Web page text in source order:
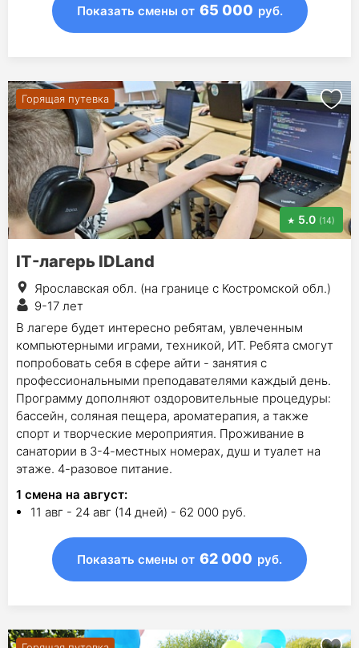
Показать смены от 65 000 руб.
Горящая путевка
5.0 (14)
IT-лагерь IDLand
Ярославская обл. (на границе с Костромской обл.)
9-17 лет
В лагере будет интересно ребятам, увлеченным
компьютерными играми, техникой, ИТ. Ребята смогут
попробовать себя в сфере айти - занятия с
профессиональными преподавателями каждый день.
Программу дополняют оздоровительные процедуры:
бассейн, соляная пещера, ароматерапия, а также
спорт и творческие мероприятия. Проживание в
санатории в 3-4-местных номерах, душ и туалет на
этаже. 4-разовое питание.
1 смена на август:
11 авг - 24 авг (14 дней) - 62 000 руб.
Показать смены от 62 000 руб.